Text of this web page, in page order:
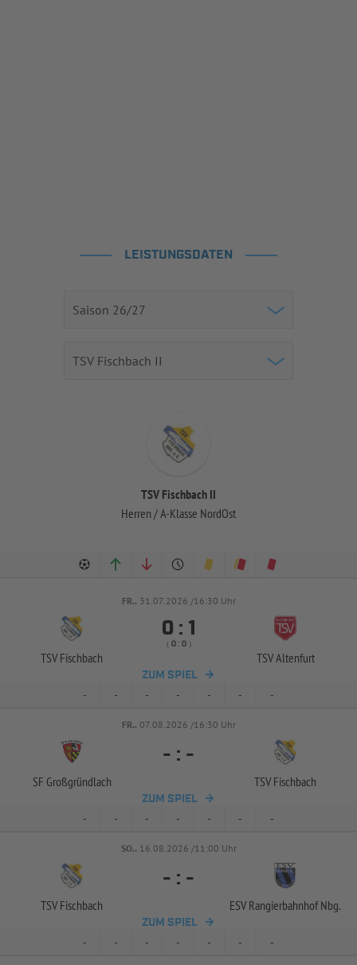
LEISTUNGSDATEN
TSV Fischbach II
Herren / A-Klasse NordOst
FR.. 31.07.2026 /16:30 Uhr
TSV Fischbach
 : 
( :  )
TSV Altenfurt
ZUM SPIEL
- - - - - - -
FR.. 07.08.2026 /16:30 Uhr
SF Großgründlach
- : -
TSV Fischbach
ZUM SPIEL
- - - - - - -
SO.. 16.08.2026 /11:00 Uhr
TSV Fischbach
- : -
ESV Rangierbahnhof Nbg.
ZUM SPIEL
- - - - - - -